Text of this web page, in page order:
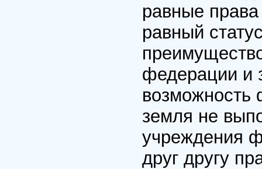
равные
равный
федерации и
возможность
земля не
учреждения
друг другу